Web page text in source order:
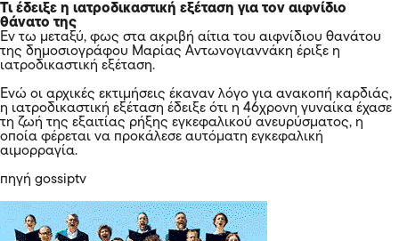
Τι έδειξε η ιατροδικαστική εξέταση για τον αιφνίδιο
θάνατο της
Εν τω μεταξύ, φως στα ακριβή αίτια του αιφνίδιου θανάτου
της δημοσιογράφου Μαρίας Αντωνογιαννάκη έριξε η
ιατροδικαστική εξέταση.
Ενώ οι αρχικές εκτιμήσεις έκαναν λόγο για ανακοπή καρδιάς,
η ιατροδικαστική εξέταση έδειξε ότι η 46χρονη γυναίκα έχασε
τη ζωή της εξαιτίας ρήξης εγκεφαλικού ανευρύσματος, η
οποία φέρεται να προκάλεσε αυτόματη εγκεφαλική
αιμορραγία.
πηγή gossiptv